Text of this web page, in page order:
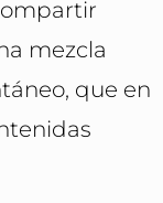
mezcla
que en